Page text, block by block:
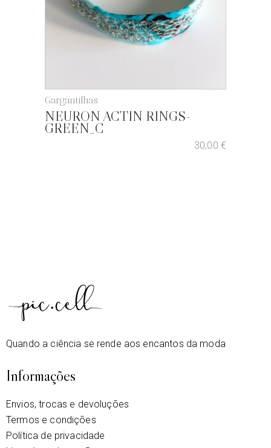
Gargantilhas
NEURON ACTIN RINGS-
GREEN_C
30,00 €
Quando a ciência se rende aos encantos da moda
Informações
Envios, trocas e devoluções
Termos e condições
Política de privacidade